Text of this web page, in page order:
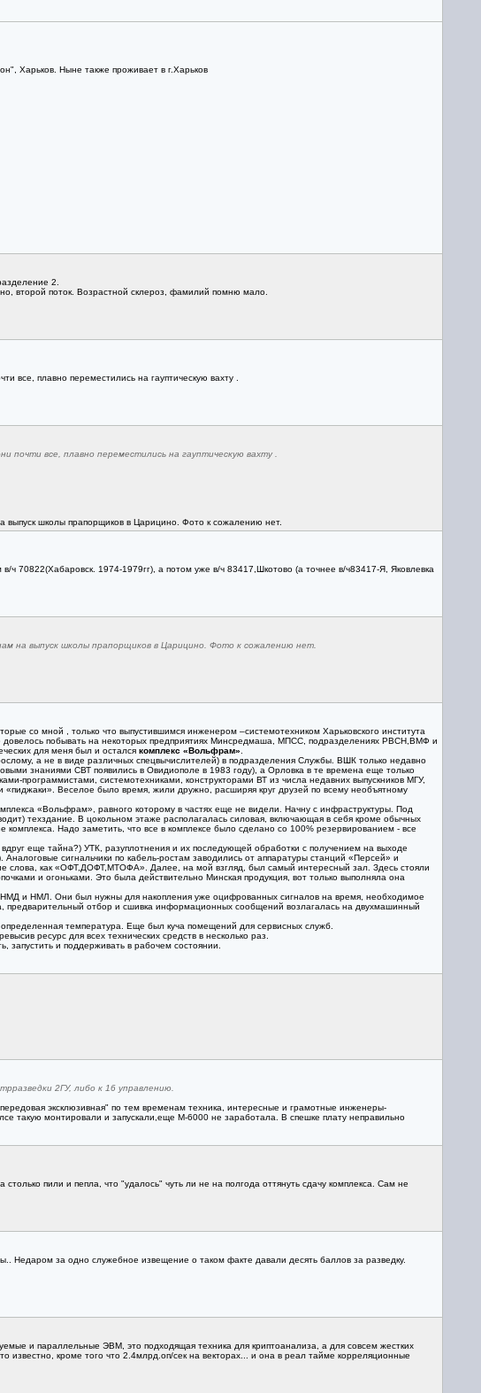
Харьков. Ныне также проживает в г.Харьков
2.
второй поток. Возрастной склероз, фамилий помню мало.
все, плавно переместились на гауптическую вахту .
все, плавно переместились на гауптическую вахту .
школы прапорщиков в Царицино. Фото к сожалению нет.
ч 70822(Хабаровск. 1974-1979гг), а потом уже в/ч 83417,Шкотово (а точнее в/ч83417-Я, Яковлевка
на выпуск школы прапорщиков в Царицино. Фото к сожалению нет.
со мной , только что выпустившимся инженером –системотехником Харьковского института
побывать на некоторых предприятиях Минсредмаша, МПСС, подразделениях РВСН,ВМФ и
для меня был и остался комплекс «Вольфрам»
а не в виде различных спецвычислителей) в подразделения Службы. ВШК только недавно
знаниями СВТ появились в Овидиополе в 1983 году), а Орловка в те времена еще только
программистами, системотехниками, конструкторами ВТ из числа недавних выпускников МГУ,
«пиджаки». Веселое было время, жили дружно, расширяя круг друзей по всему необъятному
«Вольфрам», равного которому в частях еще не видели. Начну с инфраструктуры. Под
техздание. В цокольном этаже располагалась силовая, включающая в себя кроме обычных
Надо заметить, что все в комплексе было сделано со 100% резервированием - все
еще тайна?) УТК, разуплотнения и их последующей обработки с получением на выходе
сигнальчики по кабель-ростам заводились от аппаратуры станций «Персей» и
слова, как «ОФТ,ДОФТ,МТОФА». Далее, на мой взгляд, был самый интересный зал. Здесь стояли
и огоньками. Это была действительно Минская продукция, вот только выполняла она
и НМЛ. Они был нужны для накопления уже оцифрованных сигналов на время, необходимое
предварительный отбор и сшивка информационных сообщений возлагалась на двухмашинный
температура. Еще был куча помещений для сервисных служб.
ресурс для всех технических средств в несколько раз.
запустить и поддерживать в рабочем состоянии.
2ГУ, либо к 16 управлению.
эксклюзивная" по тем временам техника, интересные и грамотные инженеры-
такую монтировали и запускали,еще М-6000 не заработала. В спешке плату неправильно
пили и пепла, что "удалось" чуть ли не на полгода оттянуть сдачу комплекса. Сам не
Недаром за одно служебное извещение о таком факте давали десять баллов за разведку.
и параллельные ЭВМ, это подходящая техника для криптоанализа, а для совсем жестких
кроме того что 2.4млрд.оп/сек на векторах... и она в реал тайме корреляционные